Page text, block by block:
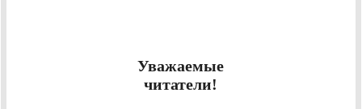
Уважаемые
читатели!